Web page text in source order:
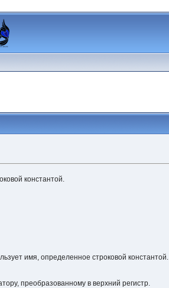
константой.
имя, определенное строковой константой.
преобразованному в верхний регистр.